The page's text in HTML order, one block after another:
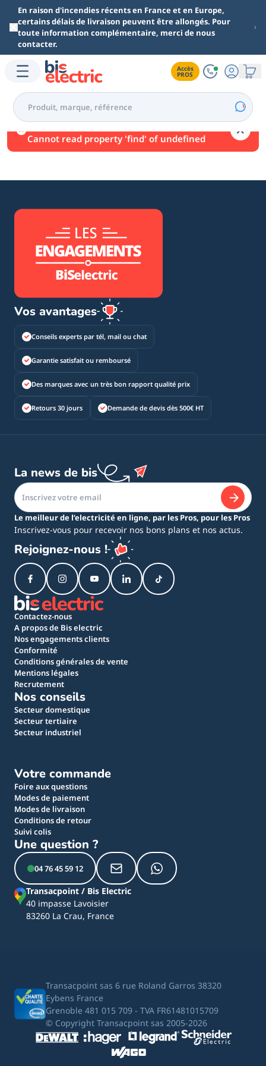
Aller au contenu principal
En raison d'incendies récents en France et en Europe,
certains délais de livraison peuvent être allongés. Pour
toute information complémentaire, merci de nous
contacter.
Accès
PROS
Une erreur est survenue.
Cannot read property 'find' of undefined
Vos avantages
Conseils experts par tél, mail ou chat
Garantie satisfait ou remboursé
Des marques avec un très bon rapport qualité prix
Retours 30 jours Demande de devis dès 500€ HT
La news de bis
Le meilleur de l’electricité en ligne, par les Pros, pour les Pros
Inscrivez-vous pour recevoir nos bons plans et nos actus.
Rejoignez-nous !
Contactez-nous
A propos de Bis electric
Nos engagements clients
Conformité
Conditions générales de vente
Mentions légales
Recrutement
Nos conseils
Secteur domestique
Secteur tertiaire
Secteur industriel
Votre commande
Foire aux questions
Modes de paiement
Modes de livraison
Conditions de retour
Suivi colis
Une question ?
04 76 45 59 12
Transacpoint / Bis Electric
40 impasse Lavoisier
83260 La Crau, France
Transacpoint sas 6 rue Roland Garros 38320
Eybens France
Grenoble 481 015 709 - TVA FR61481015709
© Copyright Transacpoint sas 2005-2026